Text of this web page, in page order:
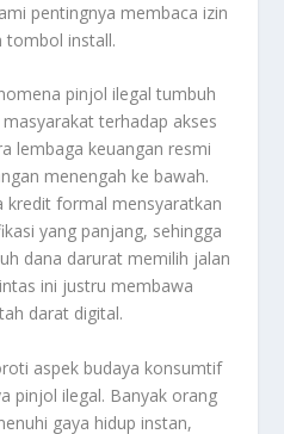
pentingnya membaca izin
tombol install.
pinjol ilegal tumbuh
terhadap akses
lembaga keuangan resmi
menengah ke bawah.
kredit formal mensyaratkan
yang panjang, sehingga
dana darurat memilih jalan
ini justru membawa
darat digital.
aspek budaya konsumtif
pinjol ilegal. Banyak orang
gaya hidup instan,